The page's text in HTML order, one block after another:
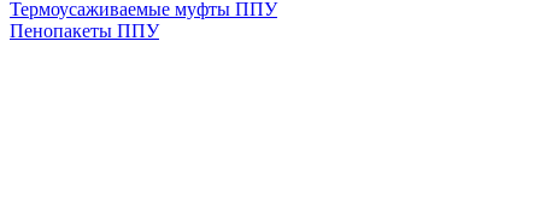
Термоусаживаемые муфты ППУ
Пенопакеты ППУ